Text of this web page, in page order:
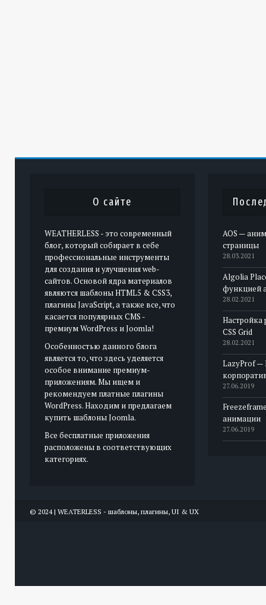
О сайте
WEATHERLESS - это современный
блог, который собирает в себе
профессиональные инструменты
для создания и улучшения web-
сайтов. Основой ядра материалов
являются шаблоны HTML5 & CSS3,
плагины JavaScript, а также все, что
касается популярных CMS -
премиум WordPress и Joomla!
Особенностью данного блога
является то, что здесь уделяется
особое внимание премиум-
приложениям. Мы ищем и
рекомендуем платные плагины
WordPress. Находим и предлагаем
купить шаблоны Joomla.
Все бесплатные приложения
расположены в соответствующих
категориях.
AOS —
страницы
28.03.2021
Algolia
функцией
28.02.2021
Настройка
CSS Grid
28.02.2021
LazyProf —
27.06.2019
анимации
27.06.2019
© 2024 | WEATERLESS - шаблоны, плагины, UI & UX